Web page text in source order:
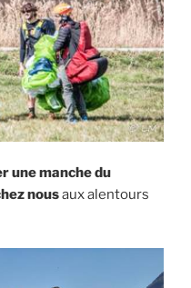
une manche du
nousaux alentours